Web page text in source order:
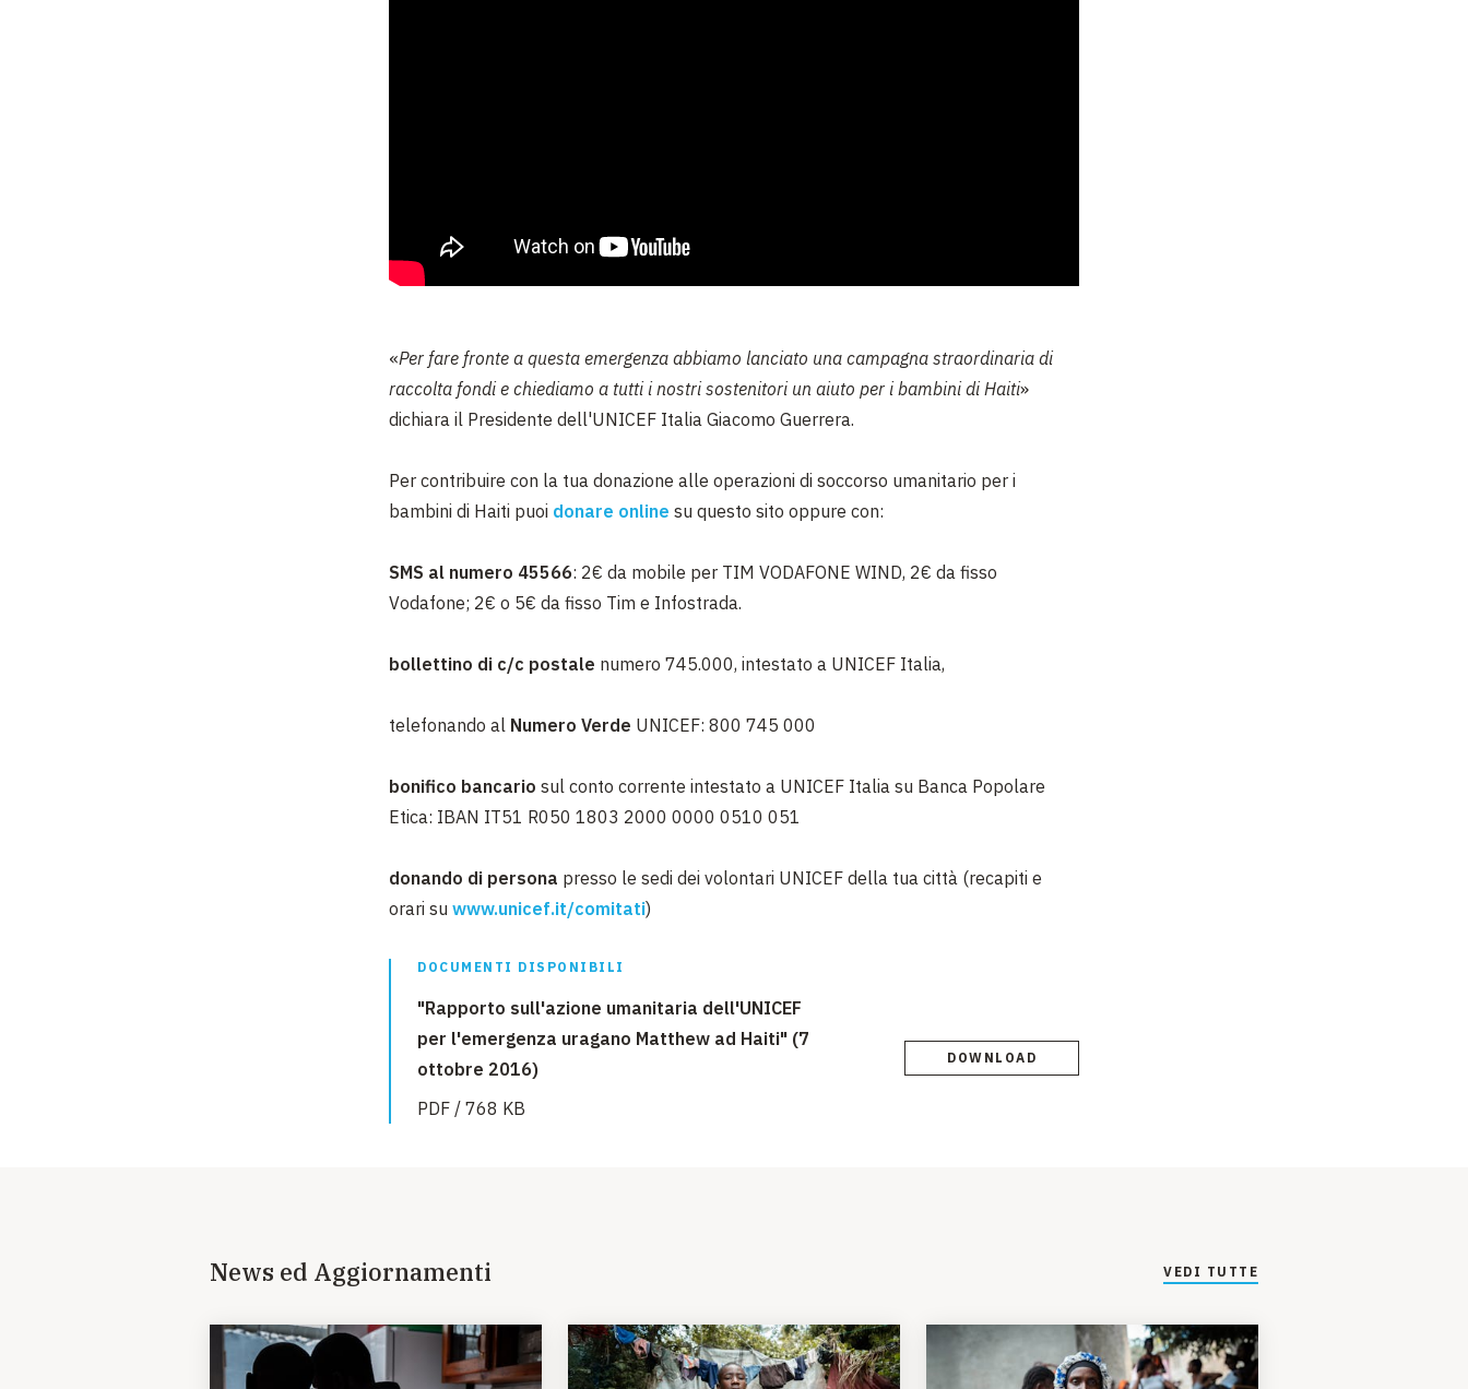
«Per fare fronte a questa emergenza abbiamo lanciato una campagna straordinaria di
raccolta fondi e chiediamo a tutti i nostri sostenitori un aiuto per i bambini di Haiti»
dichiara il Presidente dell'UNICEF Italia Giacomo Guerrera.
Per contribuire con la tua donazione alle operazioni di soccorso umanitario per i
bambini di Haiti puoi donare online su questo sito oppure con:
SMS al numero 45566: 2€ da mobile per TIM VODAFONE WIND, 2€ da fisso
Vodafone; 2€ o 5€ da fisso Tim e Infostrada.
bollettino di c/c postale numero 745.000, intestato a UNICEF Italia,
telefonando al Numero Verde UNICEF: 800 745 000
bonifico bancario sul conto corrente intestato a UNICEF Italia su Banca Popolare
Etica: IBAN IT51 R050 1803 2000 0000 0510 051
donando di persona presso le sedi dei volontari UNICEF della tua città (recapiti e
orari su www.unicef.it/comitati)
DOCUMENTI DISPONIBILI
"Rapporto sull'azione umanitaria dell'UNICEF
per l'emergenza uragano Matthew ad Haiti" (7
ottobre 2016)
PDF / 768 KB
DOWNLOAD
News ed Aggiornamenti VEDI TUTTE